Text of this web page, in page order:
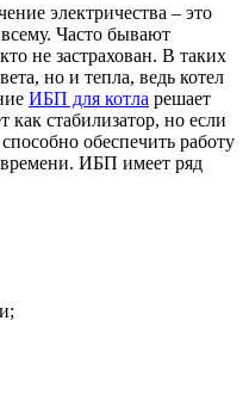
электричества – это
Часто бывают
не застрахован. В таких
но и тепла, ведь котел
ИБП для котла решает
как стабилизатор, но если
обеспечить работу
ИБП имеет ряд